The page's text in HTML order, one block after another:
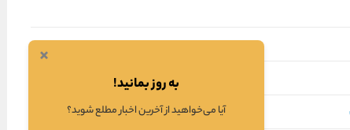
×
به روز بمانید!
آیا می‌خواهید از آخرین اخبار مطلع شوید؟